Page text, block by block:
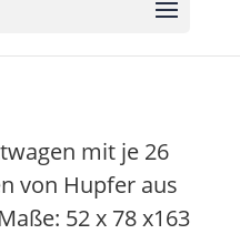
mit je 26
von Hupfer aus
52 x 78 x163